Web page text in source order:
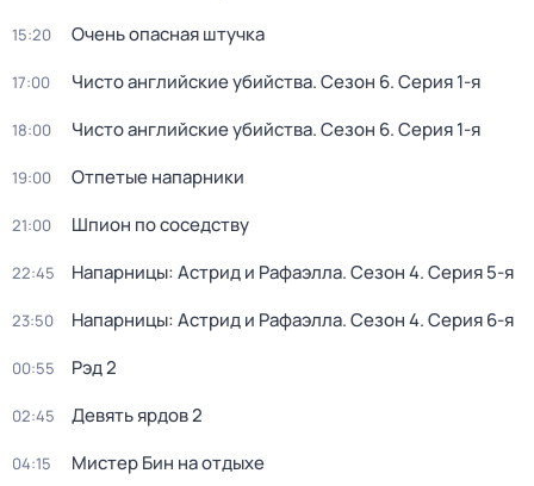
15:20 Очень опасная штучка
17:00 Чисто английские убийства. Сезон 6. Серия 1-я
18:00 Чисто английские убийства. Сезон 6. Серия 1-я
19:00 Отпетые напарники
21:00 Шпион по соседству
22:45 Напарницы: Астрид и Рафаэлла. Сезон 4. Серия 5-я
23:50 Напарницы: Астрид и Рафаэлла. Сезон 4. Серия 6-я
00:55 Рэд 2
02:45 Девять ярдов 2
04:15 Мистер Бин на отдыхе